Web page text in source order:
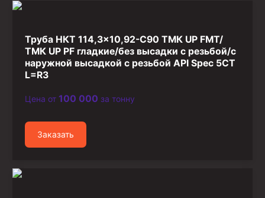
Стропы цепные
Канаты стальные
Элементы линии обвязки
Труба НКТ 114,3×10,92-C90 ТМК UP FMT/
ТМК UP PF гладкие/без высадки с резьбой/с
наружной высадкой с резьбой API Spec 5CT
L=R3
Цена от 100 000 за тонну
Заказать